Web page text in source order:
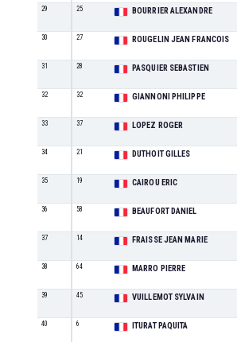
29 25 BOURRIER ALEXANDRE
30 27 ROUGELIN JEAN FRANCOIS
31 28 PASQUIER SEBASTIEN
32 32 GIANNONI PHILIPPE
33 37 LOPEZ ROGER
34 21 DUTHOIT GILLES
35 19 CAIROU ERIC
36 58 BEAUFORT DANIEL
37 14 FRAISSE JEAN MARIE
38 64 MARRO PIERRE
39 45 VUILLEMOT SYLVAIN
40 6 ITURAT PAQUITA